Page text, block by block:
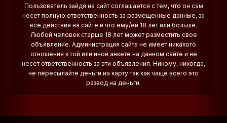
Пользователь зайдя на сайт соглашается с тем, что он сам
несет полную ответственность за размещенные данные, за
все действия на сайте и что ему/ей 18 лет или больше.
Любой человек старше 18 лет может разместить свое
объявление. Администрация сайта не имеет никакого
отношения к той или иной анкете на данном сайте и не
несет ответственность за эти объявления. Никому, никогда,
не пересылайте деньги на карту так как чаще всего это
развод на деньги.